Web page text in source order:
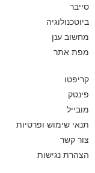
סייבר
ביוטכנולוגיה
מחשוב ענן
מפת אתר
קריפטו
פינטק
מובייל
תנאי שימוש ופרטיות
צור קשר
הצהרת נגישות